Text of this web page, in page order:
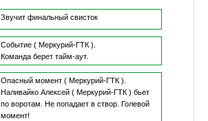
Звучит финальный свисток
Событие ( Меркурий-ГТК ).
Команда берет тайм-аут.
Опасный момент ( Меркурий-ГТК ).
Наливайко Алексей( Меркурий-ГТК ) бьет
по воротам.
Не попадает в створ.
Голевой
момент!